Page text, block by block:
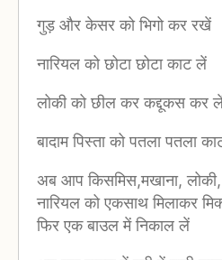
गुड़ और केसर को भिगो कर रखें
नारियल को छोटा छोटा काट लें
लोकी को छील कर कद्दूकस कर
बादाम पिस्ता को पतला पतला
अब आप किसमिस,मखाना,
नारियल को एकसाथ मिलाकर
फिर एक बाउल में निकाल लें